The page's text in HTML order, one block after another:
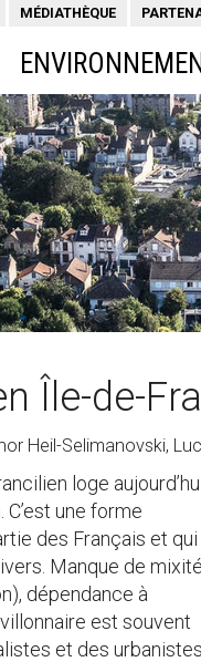
MÉDIATHÈQUE
Île-de-
Heil-Selimanovski,
loge
une forme
des Français et qui
Manque de mixité
dépendance à
est souvent
et des urbanistes.